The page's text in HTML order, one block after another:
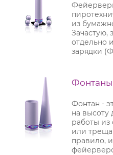
из
Зачастую,
отдельно
зарядки
Фонтаны
Фонтан -
на высоту
работы из
или
правило,